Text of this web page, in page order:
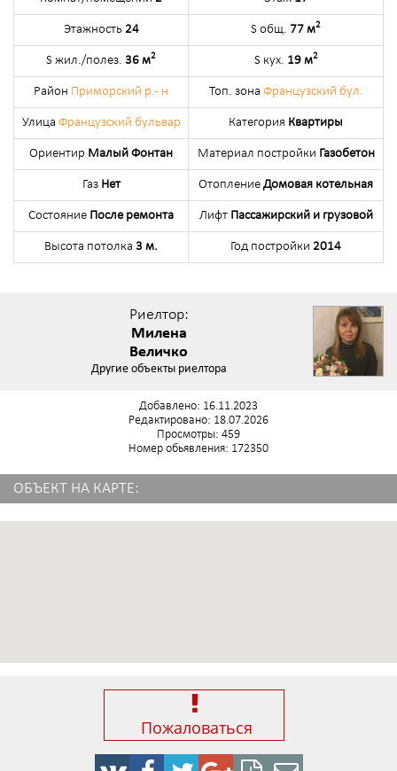
Этажность 24 S общ. 77 м2
S жил./полез. 36 м2 S кух. 19 м2
Район Приморский р.- н Топ. зона Французский бул.
Улица Французский бульвар Категория Квартиры
Ориентир Малый Фонтан Материал постройки Газобетон
Газ Нет Отопление Домовая котельная
Состояние После ремонта Лифт Пассажирский и грузовой
Высота потолка 3 м. Год постройки 2014
Риелтор:
Милена
Величко
Другие объекты риелтора
Добавлено: 16.11.2023
Редактировано: 18.07.2026
Просмотры: 459
Номер обьявления: 172350
ОБЪЕКТ НА КАРТЕ:
Пожаловаться